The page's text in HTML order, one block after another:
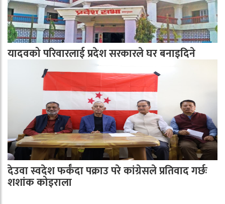
यादवको परिवारलाई प्रदेश सरकारले घर बनाइदिने
देउवा स्वदेश फर्कँदा पक्राउ परे कांग्रेसले प्रतिवाद गर्छः
शशांक कोइराला